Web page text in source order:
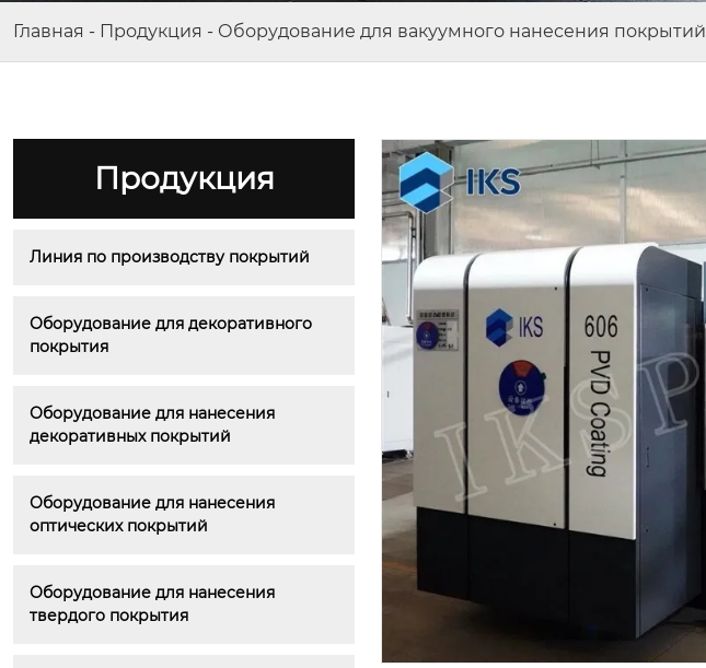
Главная - Продукция - Оборудование для вакуумного нанесения покрытий
Продукция
Линия по производству покрытий
Оборудование для декоративного
покрытия
Оборудование для нанесения
декоративных покрытий
Оборудование для нанесения
оптических покрытий
Оборудование для нанесения
твердого покрытия